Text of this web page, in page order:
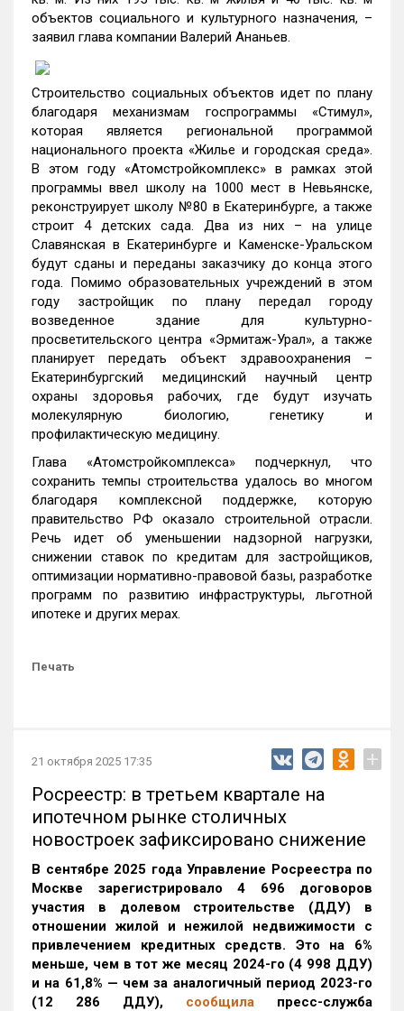
объектов социального и культурного назначения, –
заявил глава компании Валерий Ананьев.
Строительство социальных объектов идет по плану
благодаря механизмам госпрограммы «Стимул»,
которая является региональной программой
национального проекта «Жилье и городская среда».
В этом году «Атомстройкомплекс» в рамках этой
программы ввел школу на 1000 мест в Невьянске,
реконструирует школу №80 в Екатеринбурге, а также
строит 4 детских сада. Два из них – на улице
Славянская в Екатеринбурге и Каменске-Уральском
будут сданы и переданы заказчику до конца этого
года. Помимо образовательных учреждений в этом
году застройщик по плану передал городу
возведенное здание для культурно-
просветительского центра «Эрмитаж-Урал», а также
планирует передать объект здравоохранения –
Екатеринбургский медицинский научный центр
охраны здоровья рабочих, где будут изучать
молекулярную биологию, генетику и
профилактическую медицину.
Глава «Атомстройкомплекса» подчеркнул, что
сохранить темпы строительства удалось во многом
благодаря комплексной поддержке, которую
правительство РФ оказало строительной отрасли.
Речь идет об уменьшении надзорной нагрузки,
снижении ставок по кредитам для застройщиков,
оптимизации нормативно-правовой базы, разработке
программ по развитию инфраструктуры, льготной
ипотеке и других мерах.
Печать
21 октября 2025 17:35 +
Росреестр: в третьем квартале на
ипотечном рынке столичных
новостроек зафиксировано снижение
В сентябре 2025 года Управление Росреестра по
Москве зарегистрировало 4 696 договоров
участия в долевом строительстве (ДДУ) в
отношении жилой и нежилой недвижимости с
привлечением кредитных средств. Это на 6%
меньше, чем в тот же месяц 2024-го (4 998 ДДУ)
и на 61,8% — чем за аналогичный период 2023-го
(12 286 ДДУ), сообщила пресс-служба